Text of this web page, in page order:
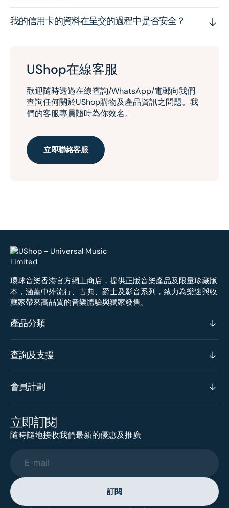
我的信用卡的資料在呈交的過程中是否安全？
UShop在線客服
歡迎隨時透過在線查詢/WhatsApp/電郵向我們
查詢任何關於UShop購物及產品資訊之問題。我
們的客服專員隨時為你效名。
立即聯絡客服
環球音樂香港官方網上商店，提供正版音樂產品及限量珍藏版
本，涵蓋中外流行、古典、爵士及影音系列，致力為樂迷與收
藏家帶來高品質的音樂體驗與獨家發售。
產品分類
查詢及支援
會員計劃
立即訂閱
隨時隨地接收我們最新的優惠及推廣
E-mail
訂閱